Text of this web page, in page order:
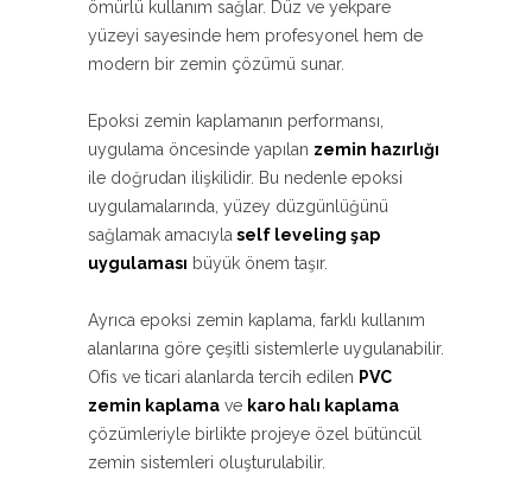
ömürlü kullanım sağlar. Düz ve yekpare
yüzeyi sayesinde hem profesyonel hem de
modern bir zemin çözümü sunar.
Epoksi zemin kaplamanın performansı,
uygulama öncesinde yapılan zemin hazırlığı
ile doğrudan ilişkilidir. Bu nedenle epoksi
uygulamalarında, yüzey düzgünlüğünü
sağlamak amacıylaself leveling şap
uygulaması büyük önem taşır.
Ayrıca epoksi zemin kaplama, farklı kullanım
alanlarına göre çeşitli sistemlerle uygulanabilir.
Ofis ve ticari alanlarda tercih edilen PVC
zemin kaplama ve karo halı kaplama
çözümleriyle birlikte projeye özel bütüncül
zemin sistemleri oluşturulabilir.